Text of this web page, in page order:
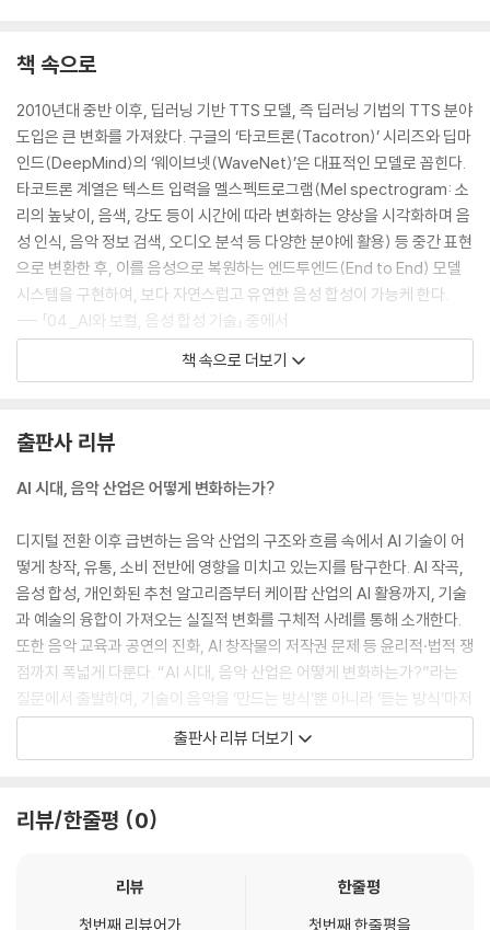
책 속으로
2010년대 중반 이후, 딥러닝 기반 TTS 모델, 즉 딥러닝 기법의 TTS 분야
도입은 큰 변화를 가져왔다. 구글의 ‘타코트론(Tacotron)’ 시리즈와 딥마
인드(DeepMind)의 ‘웨이브넷(WaveNet)’은 대표적인 모델로 꼽힌다.
타코트론 계열은 텍스트 입력을 멜스펙트로그램(Mel spectrogram: 소
리의 높낮이, 음색, 강도 등이 시간에 따라 변화하는 양상을 시각화하며 음
성 인식, 음악 정보 검색, 오디오 분석 등 다양한 분야에 활용) 등 중간 표현
으로 변환한 후, 이를 음성으로 복원하는 엔드투엔드(End to End) 모델
시스템을 구현하여, 보다 자연스럽고 유연한 음성 합성이 가능케 한다.
--- 「04_AI와 보컬, 음성 합성 기술」 중에서
AI를 활용한 음악 교육은 개인 맞춤형 학습, 학습 효율성 향상, 음악 창작
음악 교육의 보편화를 촉진하는 긍정적 역할을 한다. 그러나 AI 기반 음악
교육은 감성적 피드백에서는 부족함이 있으며, 즉흥 연주 및 창의적 표현
사의 역할 대체 불가능한 측면이 존재한다.
--- 「06_AI와 음악 교육」 중에서
책 속으로 더보기
출판사 리뷰
AI 시대, 음악 산업은 어떻게 변화하는가?
디지털 전환 이후 급변하는 음악 산업의 구조와 흐름 속에서 AI 기술이 어
떻게 창작, 유통, 소비 전반에 영향을 미치고 있는지를 탐구한다. AI 작곡,
음성 합성, 개인화된 추천 알고리즘부터 케이팝 산업의 AI 활용까지, 기술
과 예술의 융합이 가져오는 실질적 변화를 구체적 사례를 통해 소개한다.
또한 음악 교육과 공연의 진화, AI 창작물의 저작권 문제 등 윤리적·법적 쟁
점까지 폭넓게 다룬다. “AI 시대, 음악 산업은 어떻게 변화하는가?”라는
질문에서 출발하여, 기술이 음악을 ‘만드는 방식’뿐 아니라 ‘듣는 방식’마저
바꿔 놓은 오늘날의 현실을 명쾌하게 정리한다. 음악과 AI의 접점에 관심
있는 독자라면 꼭 읽어야 할 안내서다.
출판사 리뷰 더보기
리뷰/한줄평 0
리뷰
첫번째 리뷰어가
한줄평
첫번째 한줄평을